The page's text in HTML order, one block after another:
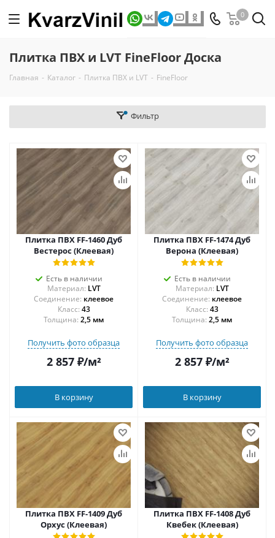
0
Плитка ПВХ и LVT FineFloor Доска
Главная - Каталог - Плитка ПВХ и LVT - FineFloor
Фильтр
Плитка ПВХ FF-1460 Дуб
Вестерос (Клеевая)
Есть в наличии
Материал: LVT
Соединение: клеевое
43
Толщина: 2,5 мм
Получить фото образца
2 857₽/м²
В корзину
Плитка ПВХ FF-1474 Дуб
Верона (Клеевая)
Есть в наличии
Материал: LVT
Соединение: клеевое
43
Толщина: 2,5 мм
Получить фото образца
2 857₽/м²
В корзину
Плитка ПВХ FF-1409 Дуб
Орхус (Клеевая)
Плитка ПВХ FF-1408 Дуб
Квебек (Клеевая)